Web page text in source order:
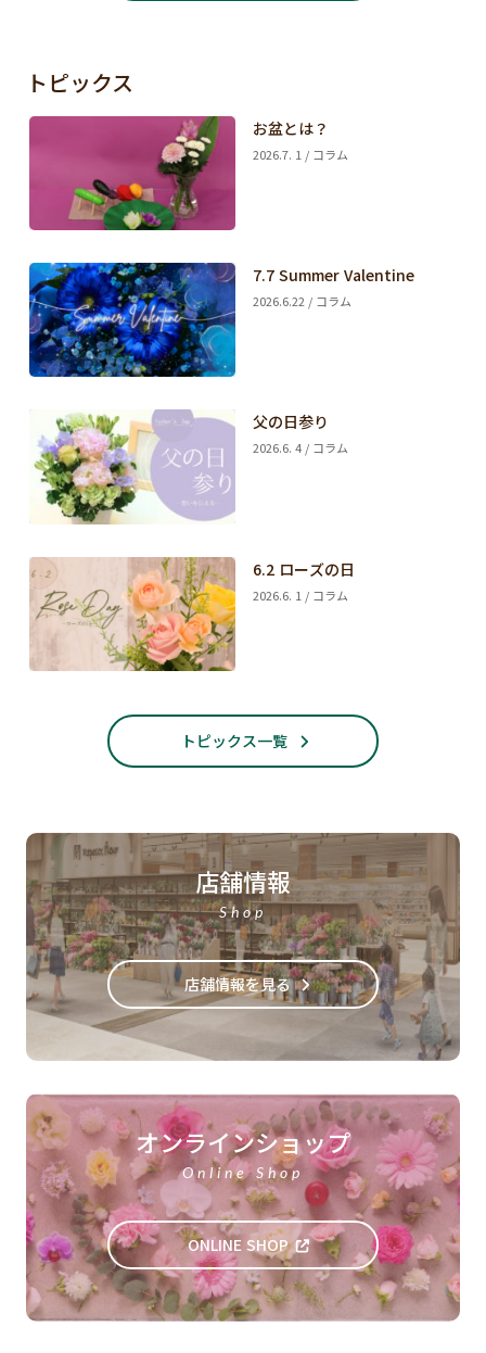
トピックス
お盆とは？
2026.7. 1 / コラム
7.7 Summer Valentine
2026.6.22 / コラム
父の日参り
2026.6. 4 / コラム
6.2 ローズの日
2026.6. 1 / コラム
トピックス一覧
店舗情報
Shop
店舗情報を見る
オンラインショップ
Online Shop
ONLINE SHOP